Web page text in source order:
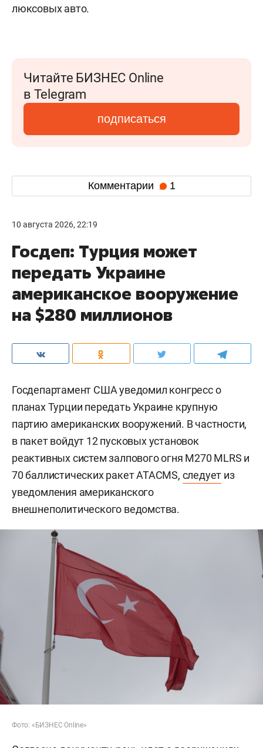
люксовых авто.
Читайте БИЗНЕС Online
в Telegram
подписаться
Комментарии 1
10 августа 2026, 22:19
Госдеп: Турция может
передать Украине
американское вооружение
на $280 миллионов
Госдепартамент США уведомил конгресс о
планах Турции передать Украине крупную
партию американских вооружений. В частности,
в пакет войдут 12 пусковых установок
реактивных систем залпового огня M270 MLRS и
70 баллистических ракет ATACMS, следует из
уведомления американского
внешнеполитического ведомства.
Фото: «БИЗНЕС Online»